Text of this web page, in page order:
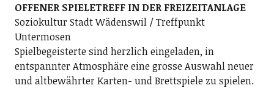
OFFENER SPIELETREFF IN DER FREIZEITANLAGE
Soziokultur Stadt Wädenswil / Treffpunkt
Untermosen
Spielbegeisterte sind herzlich eingeladen, in
entspannter Atmosphäre eine grosse Auswahl neuer
und altbewährter Karten- und Brettspiele zu spielen.